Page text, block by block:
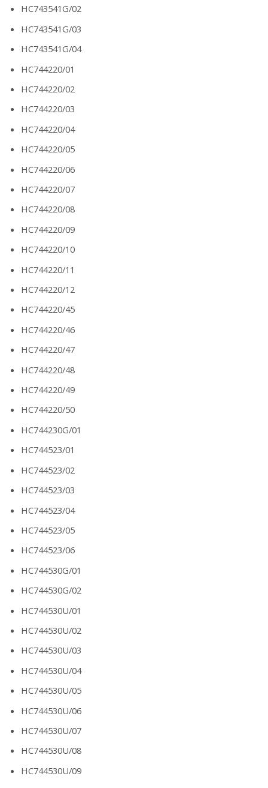
HC743541G/02
HC743541G/03
HC743541G/04
HC744220/01
HC744220/02
HC744220/03
HC744220/04
HC744220/05
HC744220/06
HC744220/07
HC744220/08
HC744220/09
HC744220/10
HC744220/11
HC744220/12
HC744220/45
HC744220/46
HC744220/47
HC744220/48
HC744220/49
HC744220/50
HC744230G/01
HC744523/01
HC744523/02
HC744523/03
HC744523/04
HC744523/05
HC744523/06
HC744530G/01
HC744530G/02
HC744530U/01
HC744530U/02
HC744530U/03
HC744530U/04
HC744530U/05
HC744530U/06
HC744530U/07
HC744530U/08
HC744530U/09